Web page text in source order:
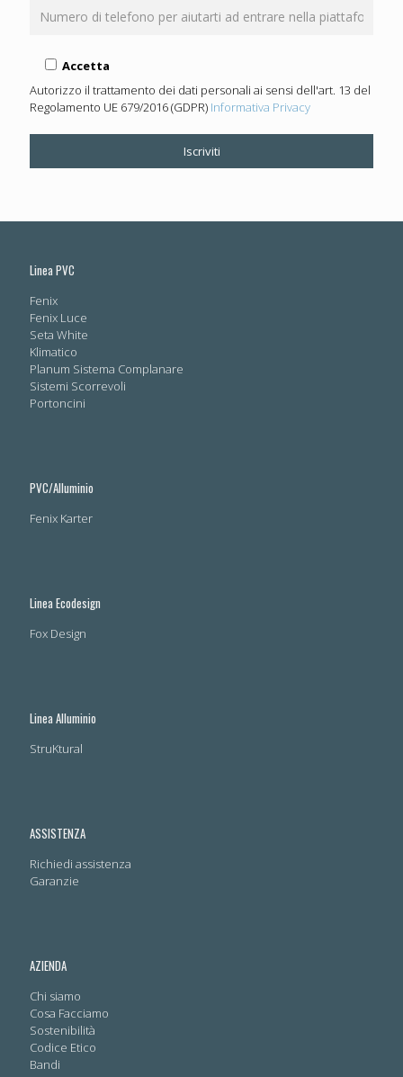
Accetta
Autorizzo il trattamento dei dati personali ai sensi dell'art. 13 del
Regolamento UE 679/2016 (GDPR) Informativa Privacy
Linea PVC
Fenix
Fenix Luce
Seta White
Klimatico
Planum Sistema Complanare
Sistemi Scorrevoli
Portoncini
PVC/Alluminio
Fenix Karter
Linea Ecodesign
Fox Design
Linea Alluminio
StruKtural
ASSISTENZA
Richiedi assistenza
Garanzie
AZIENDA
Chi siamo
Cosa Facciamo
Sostenibilità
Codice Etico
Bandi